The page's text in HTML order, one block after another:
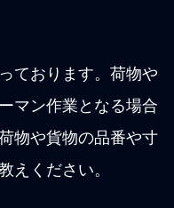
ております。荷物や
マン作業となる場合
物や貨物の品番や寸
えください。